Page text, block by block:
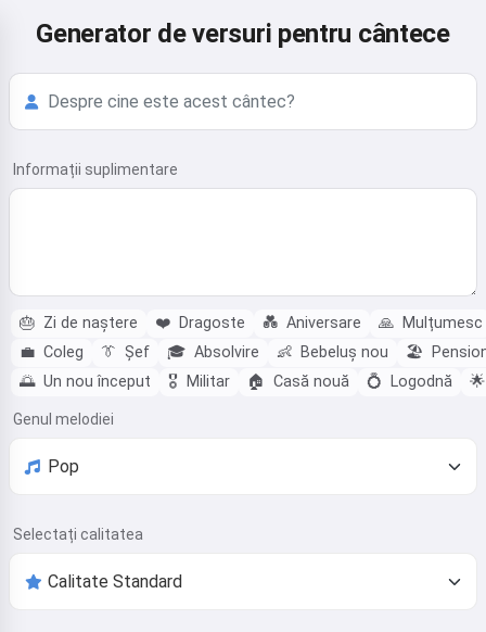
Generator de versuri pentru cântece
Informații suplimentare
🎂 Zi de naștere ❤️ Dragoste 💑 Aniversare 🙏 Mulțumesc
💼 Coleg 👔 Șef 🎓 Absolvire 👶 Bebeluș nou 🏖️
🌅 Un nou început 🎖️ Militar 🏠 Casă nouă 💍 Logodnă 🌟
Genul melodiei
Selectați calitatea